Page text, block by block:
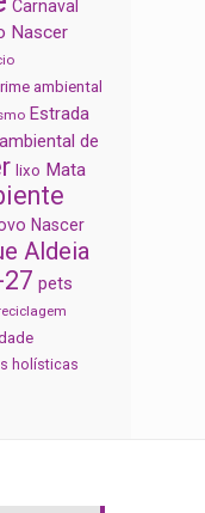
Carnaval
Nascer
ambiental
Estrada
de
lixo Mata
Nascer
Aldeia
27 pets
holísticas